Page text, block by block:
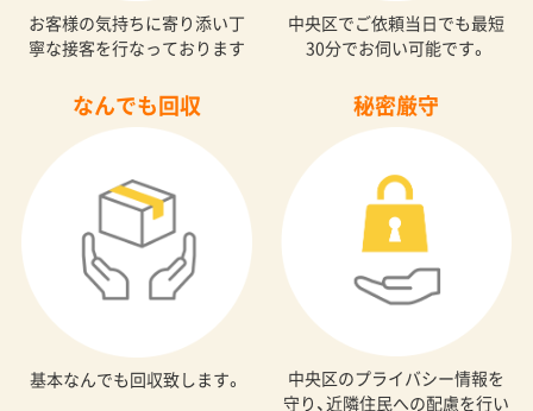
お客様の気持ちに寄り添い丁
寧な接客を行なっております
中央区でご依頼当日でも最短
30分でお伺い可能です。
なんでも回収
基本なんでも回収致します。
秘密厳守
中央区のプライバシー情報を
守り、近隣住民への配慮を行い